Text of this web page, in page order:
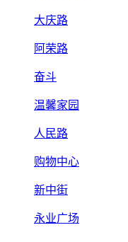
大庆路
阿荣路
奋斗
温馨家园
人民路
购物中心
新中街
永业广场